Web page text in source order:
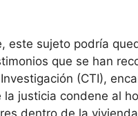
este sujeto podría
que se han
(CTI),
justicia condene al